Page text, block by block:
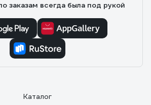
заказам всегда была под рукой
Каталог